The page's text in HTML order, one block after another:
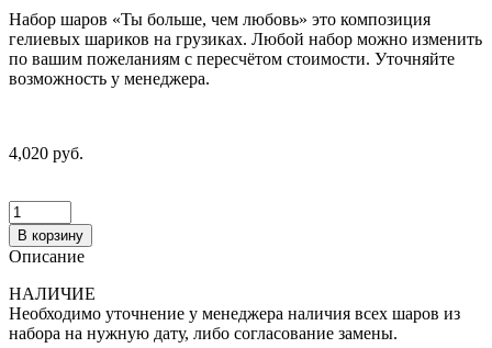
Набор шаров «Ты больше, чем любовь» это композиция
гелиевых шариков на грузиках. Любой набор можно изменить
по вашим пожеланиям с пересчётом стоимости. Уточняйте
возможность у менеджера.
4,020 руб.
В корзину
Описание
НАЛИЧИЕ
Необходимо уточнение у менеджера наличия всех шаров из
набора на нужную дату, либо согласование замены.